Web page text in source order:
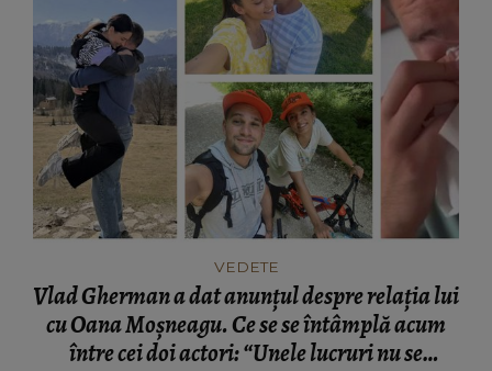
VEDETE
Vlad Gherman a dat anunțul despre relația lui
cu Oana Moșneagu. Ce se se întâmplă acum
între cei doi actori: “Unele lucruri nu se